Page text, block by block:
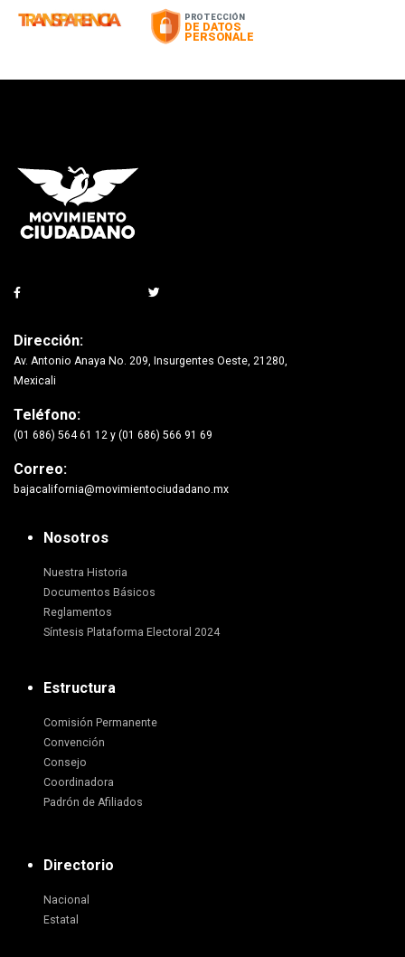
Dirección:
Av. Antonio Anaya No. 209, Insurgentes Oeste, 21280,
Mexicali
Teléfono:
(01 686) 564 61 12 y (01 686) 566 91 69
Correo:
bajacalifornia@movimientociudadano.mx
Nosotros
Nuestra Historia
Documentos Básicos
Reglamentos
Síntesis Plataforma Electoral 2024
Estructura
Comisión Permanente
Convención
Consejo
Coordinadora
Padrón de Afiliados
Directorio
Nacional
Estatal